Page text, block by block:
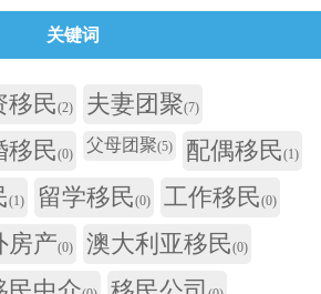
关键词
移民(2) 夫妻团聚(7)
移民(0) 父母团聚(5) 配偶移民(1)
(1) 留学移民(0) 工作移民(0)
房产(0) 澳大利亚移民(0)